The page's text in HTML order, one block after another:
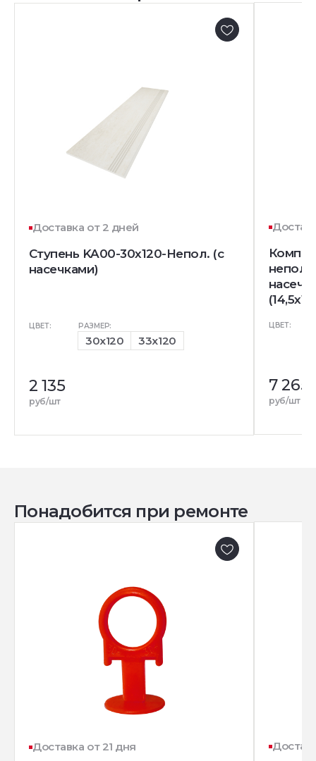
Доставка от 2 дней
Ступень KA00-30x120-Непол. (с
насечками)
ЦВЕТ: РАЗМЕР:
30x120 33x120
2 135
руб/шт
непол.
ЦВЕТ:
7 265
руб/шт
Понадобится при ремонте
Доставка от 21 дня